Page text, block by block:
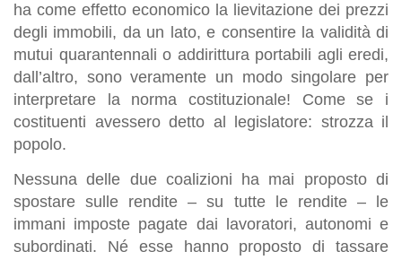
ha come effetto economico la lievitazione dei prezzi
degli immobili, da un lato, e consentire la validità di
mutui quarantennali o addirittura portabili agli eredi,
dall’altro, sono veramente un modo singolare per
interpretare la norma costituzionale! Come se i
costituenti avessero detto al legislatore: strozza il
popolo.
Nessuna delle due coalizioni ha mai proposto di
spostare sulle rendite – su tutte le rendite – le
immani imposte pagate dai lavoratori, autonomi e
subordinati. Né esse hanno proposto di tassare